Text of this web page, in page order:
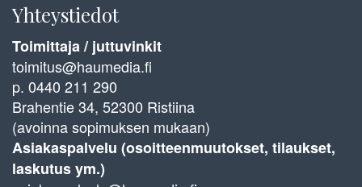
Yhteystiedot
Toimittaja / juttuvinkit
toimitus@haumedia.fi
p. 0440 211 290
Brahentie 34, 52300 Ristiina
(avoinna sopimuksen mukaan)
Asiakaspalvelu (osoitteenmuutokset, tilaukset,
laskutus ym.)